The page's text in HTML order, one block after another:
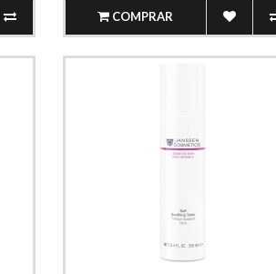
COMPRAR